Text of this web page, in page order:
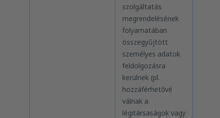
szolgáltatás
megrendelésének
folyamatában
összegyűjtött
személyes adatok
feldolgozásra
kerülnek (pl.
hozzáférhetővé
válnak a
légitársaságok vagy